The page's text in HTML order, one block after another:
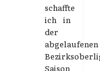
schaffte
ich in
der
abgelaufenen
Saison